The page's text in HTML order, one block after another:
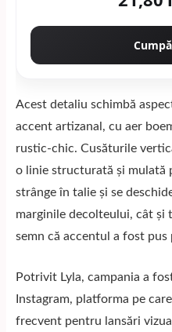
Acest detaliu schimbă
accent artizanal, cu aer
rustic-chic. Cusăturile
o linie structurată și mulată
strânge în talie și se
marginile decolteului, cât
semn că accentul a fost
Potrivit Lyla, campania a
Instagram, platforma pe
frecvent pentru lansări